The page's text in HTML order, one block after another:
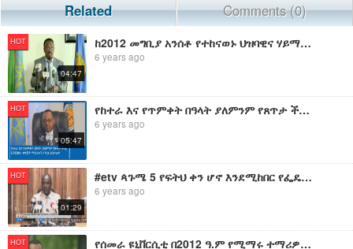
Related Comments (0)
HOT
04:47
ከ2012 መግቢያ አንሰቶ የተከናወኑ ህዝባዊና ሃይማኖታዊ በዓላት በሰላማዊ ሁኔታ ተከብረዋል- የፌዴራል ፖሊስ
6 years ago
HOT
05:47
የከተራ እና የጥምቀት በዓላት ያለምንም የጸጥታ ችግር እንዲከበሩ ዝግጅት ማድረጉን ፖሊስ አስታወቀ
6 years ago
HOT
01:29
#etv ጳጉሜ 5 የፍትህ ቀን ሆኖ እንደሚከበር የፌዴራል ጠቅላይ አቃቤ ሕግ አስታወቀ፡፡
6 years ago
HOT የሰመራ ዩኒቨርሲቲ በ2012 ዓ.ም የሚማሩ ተማሪዎቹን ለመቀበል መዘጋጀቱን አስታወቀ። | EBC